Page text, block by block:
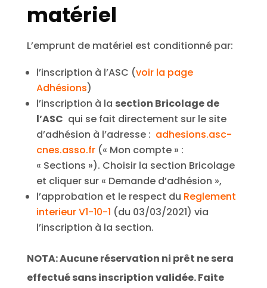
matériel
L’emprunt de matériel est conditionné par:
l’inscription à l’ASC (voir la page
Adhésions)
l’inscription à la section Bricolage de
l’ASC qui se fait directement sur le site
d’adhésion à l’adresse : adhesions.asc-
cnes.asso.fr(« Mon compte » :
« Sections »). Choisir la section Bricolage
et cliquer sur « Demande d’adhésion »,
l’approbation et le respect du Reglement
interieur V1-10-1 (du 03/03/2021) via
l’inscription à la section.
NOTA: Aucune réservation ni prêt ne sera
effectué sans inscription validée. Faite